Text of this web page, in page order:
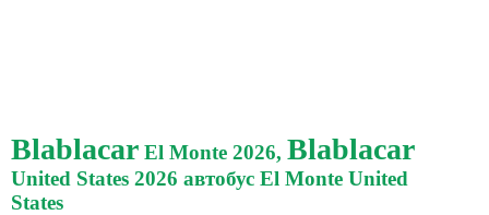
Blablacar El Monte 2026, Blablacar
United States 2026 автобус El Monte United
States